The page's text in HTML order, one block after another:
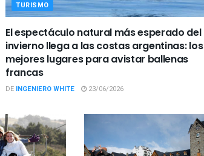
TURISMO
El espectáculo natural más esperado del
invierno llega a las costas argentinas: los
mejores lugares para avistar ballenas
francas
DE INGENIERO WHITE 23/06/2026